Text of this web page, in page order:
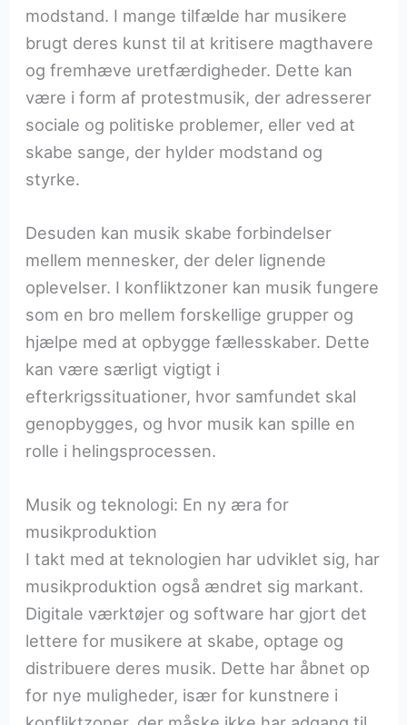
modstand. I mange tilfælde har musikere
brugt deres kunst til at kritisere magthavere
og fremhæve uretfærdigheder. Dette kan
være i form af protestmusik, der adresserer
sociale og politiske problemer, eller ved at
skabe sange, der hylder modstand og
styrke.
Desuden kan musik skabe forbindelser
mellem mennesker, der deler lignende
oplevelser. I konfliktzoner kan musik fungere
som en bro mellem forskellige grupper og
hjælpe med at opbygge fællesskaber. Dette
kan være særligt vigtigt i
efterkrigssituationer, hvor samfundet skal
genopbygges, og hvor musik kan spille en
rolle i helingsprocessen.
Musik og teknologi: En ny æra for
musikproduktion
I takt med at teknologien har udviklet sig, har
musikproduktion også ændret sig markant.
Digitale værktøjer og software har gjort det
lettere for musikere at skabe, optage og
distribuere deres musik. Dette har åbnet op
for nye muligheder, især for kunstnere i